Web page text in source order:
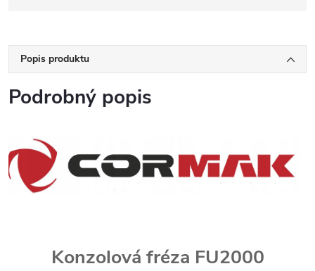
Popis produktu
Podrobný popis
Konzolová fréza FU2000